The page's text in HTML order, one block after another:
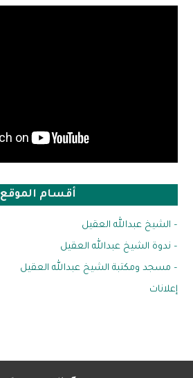
أقسام الموقع
– الشيخ عبدالله العقيل
– ندوة الشيخ عبدالله العقيل
– مسجد ومكتبة الشيخ عبدالله العقيل
إعلانات